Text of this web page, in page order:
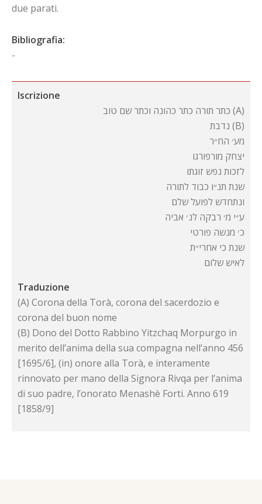
due parati.
Bibliografia:
-
Iscrizione
כתר תורה כתר כהונה וכתר שם טוב (A)
נדבת (B)
מע׳ הח״ר
יצחק מורפורגו
לזכות נפש זוגתו
שנת תנ״ו כבוד לתורה
ונתחדש לפועל שלם
ע״י מ׳ רבקה לנ׳ אביה
כ׳ מנשה פורטי
שנת כי אחרי״ת
לאיש שלום
Traduzione
(A) Corona della Torà, corona del sacerdozio e
corona del buon nome
(B) Dono del Dotto Rabbino Yitzchaq Morpurgo in
merito dell’anima della sua compagna nell’anno 456
[1695/6], (in) onore alla Torà, e interamente
rinnovato per mano della Signora Rivqa per l’anima
di suo padre, l’onorato Menashè Forti. Anno 619
[1858/9]